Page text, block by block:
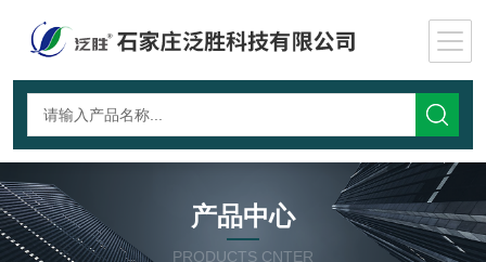
产品中心
PRODUCTS CNTER